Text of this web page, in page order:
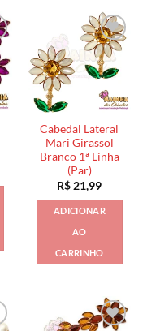
Cabedal Lateral
Mari Girassol
Branco 1ª Linha
(Par)
R$ 21,99
ADICIONAR
AO
CARRINHO